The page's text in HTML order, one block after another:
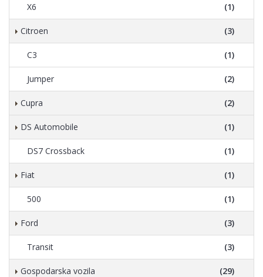
X6 (1)
Citroen (3)
C3 (1)
Jumper (2)
Cupra (2)
DS Automobile (1)
DS7 Crossback (1)
Fiat (1)
500 (1)
Ford (3)
Transit (3)
Gospodarska vozila (29)